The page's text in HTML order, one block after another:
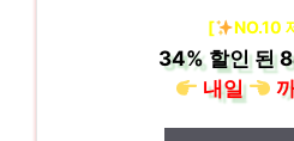
[ NO.10
34%할인 된
내일